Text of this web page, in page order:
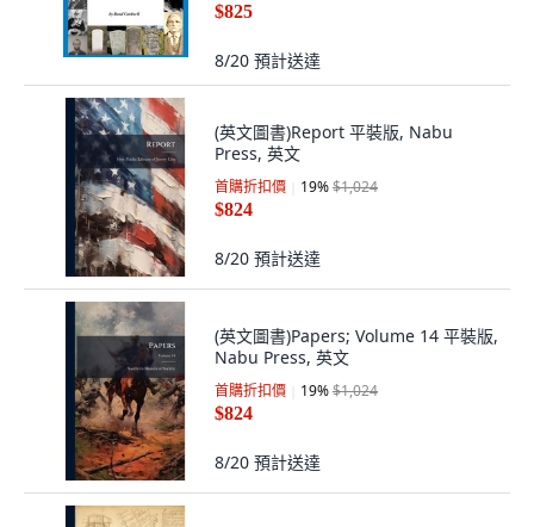
$825
8/20 預計送達
(英文圖書)Report 平裝版, Nabu
Press, 英文
首購折扣價 19%$1,024
$824
8/20 預計送達
(英文圖書)Papers; Volume 14 平裝版,
Nabu Press, 英文
首購折扣價 19%$1,024
$824
8/20 預計送達